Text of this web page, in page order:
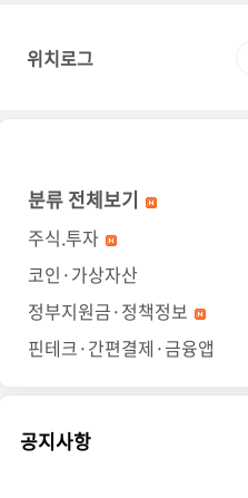
위치로그
분류 전체보기
주식.투자
코인·가상자산
정부지원금·정책정보
핀테크·간편결제·금융앱
공지사항